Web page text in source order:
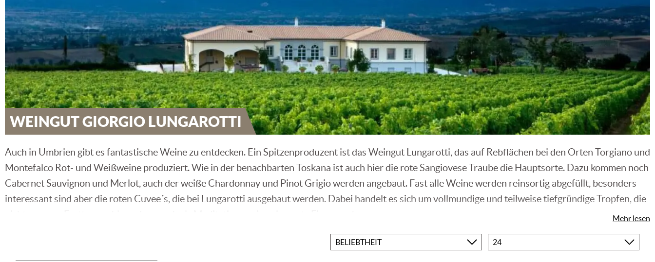
WEINGUT GIORGIO LUNGAROTTI
Auch in Umbrien gibt es fantastische Weine zu entdecken. Ein Spitzenproduzent ist das Weingut Lungarotti, das auf Rebflächen bei den Orten Torgiano und
Montefalco Rot- und Weißweine produziert. Wie in der benachbarten Toskana ist auch hier die rote Sangiovese Traube die Hauptsorte. Dazu kommen noch
Cabernet Sauvignon und Merlot, auch der weiße Chardonnay und Pinot Grigio werden angebaut. Fast alle Weine werden reinsortig abgefüllt, besonders
interessant sind aber die roten Cuvee´s, die bei Lungarotti ausgebaut werden. Dabei handelt es sich um vollmundige und teilweise tiefgründige Tropfen, die
Mehr lesen
Sortieren
Produkte